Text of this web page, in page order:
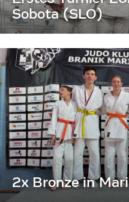
Sobota (SLO)
2x Bronze in